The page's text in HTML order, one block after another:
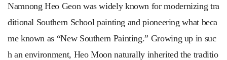
Namnong Heo Geon was widely known for modernizing tra
ditional Southern School painting and pioneering what beca
me known as “New Southern Painting.” Growing up in suc
h an environment, Heo Moon naturally inherited the traditio